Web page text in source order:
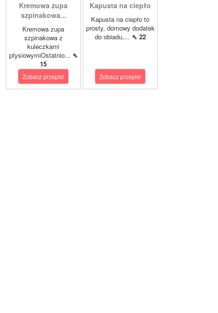
Kremowa zupa
szpinakowa...
Kremowa zupa
szpinakowa z
kuleczkami
ptysiowymiOstatnio... ⇖
15
Zobacz przepis!
Kapusta na ciepło
Kapusta na ciepło to
prosty, domowy dodatek
do obiadu,... ⇖ 22
Zobacz przepis!